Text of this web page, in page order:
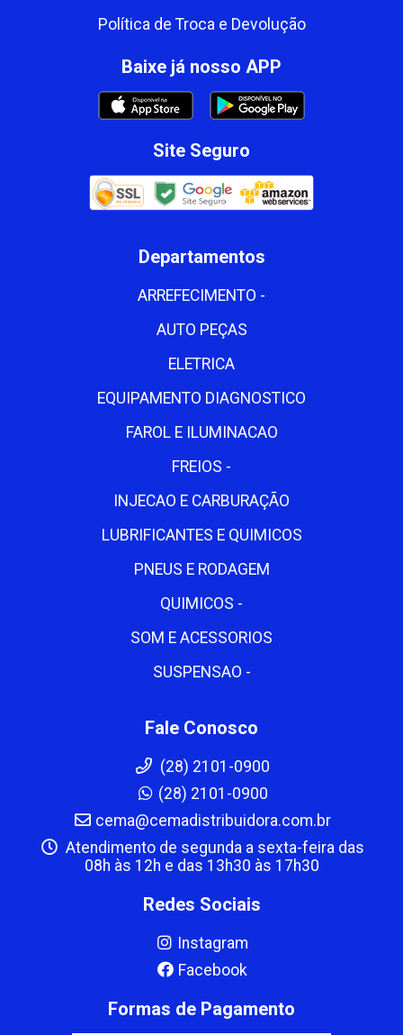
Política de Troca e Devolução
Baixe já nosso APP
Site Seguro
Departamentos
ARREFECIMENTO -
AUTO PEÇAS
ELETRICA
EQUIPAMENTO DIAGNOSTICO
FAROL E ILUMINACAO
FREIOS -
INJECAO E CARBURAÇÃO
LUBRIFICANTES E QUIMICOS
PNEUS E RODAGEM
QUIMICOS -
SOM E ACESSORIOS
SUSPENSAO -
Fale Conosco
(28) 2101-0900
(28) 2101-0900
cema@cemadistribuidora.com.br
Atendimento de segunda a sexta-feira das
08h às 12h e das 13h30 às 17h30
Redes Sociais
Instagram
Facebook
Formas de Pagamento